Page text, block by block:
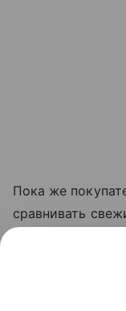
Пока же
сравнивать
новый улов